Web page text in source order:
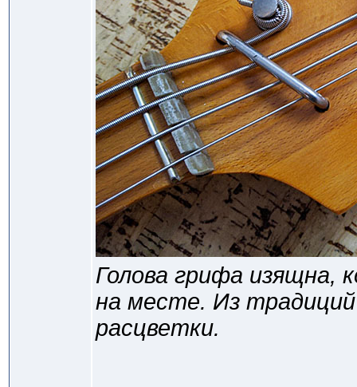
Голова грифа изящна,
на месте. Из
расцветки.